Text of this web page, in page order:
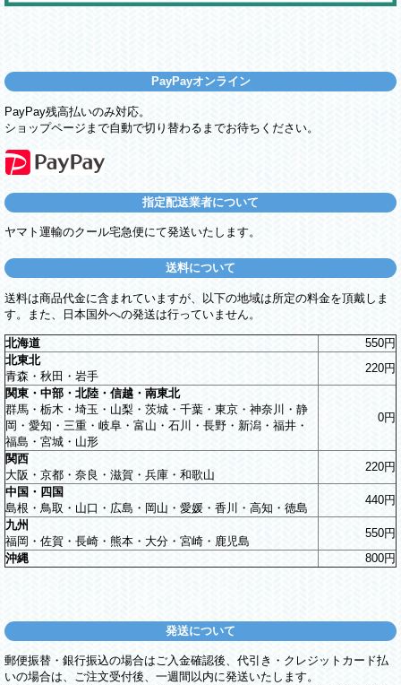
PayPayオンライン
PayPay残高払いのみ対応。
ショップページまで自動で切り替わるまでお待ちください。
指定配送業者について
ヤマト運輸のクール宅急便にて発送いたします。
送料について
送料は商品代金に含まれていますが、以下の地域は所定の料金を頂戴しま
す。また、日本国外への発送は行っていません。
北海道
550円
北東北
青森・秋田・岩手
220円
関東・中部・北陸・信越・南東北
群馬・栃木・埼玉・山梨・茨城・千葉・東京・神奈川・静
岡・愛知・三重・岐阜・富山・石川・長野・新潟・福井・
福島・宮城・山形
0円
関西
大阪・京都・奈良・滋賀・兵庫・和歌山
220円
中国・四国
島根・鳥取・山口・広島・岡山・愛媛・香川・高知・徳島
440円
九州
福岡・佐賀・長崎・熊本・大分・宮崎・鹿児島
550円
沖縄
800円
発送について
郵便振替・銀行振込の場合はご入金確認後、代引き・クレジットカード払
いの場合は、ご注文受付後、一週間以内に発送いたします。